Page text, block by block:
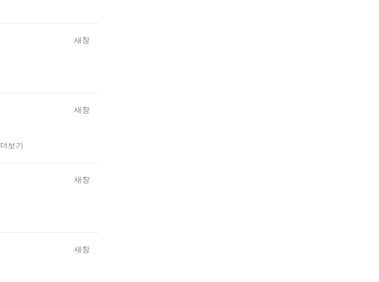
새창
새창
더보기
새창
새창